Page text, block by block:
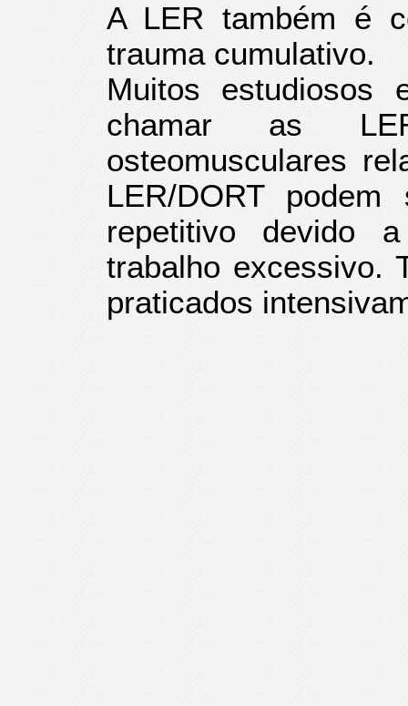
A LER também é
trauma cumulativo.
Muitos estudiosos
chamar as
osteomusculares
LER/DORT
repetitivo devido
trabalho excessivo.
praticados